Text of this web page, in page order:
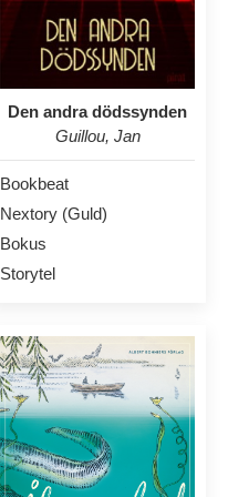
Den andra dödssynden
Guillou, Jan
Bookbeat
Nextory (Guld)
Bokus
Storytel